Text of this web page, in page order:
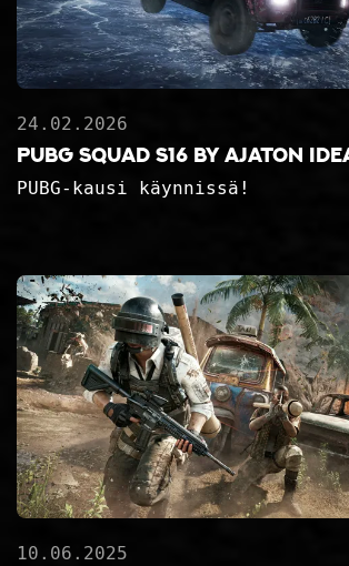
24.02.2026
PUBG Squad S16 by Ajaton
PUBG-kausi käynnissä!
10.06.2025